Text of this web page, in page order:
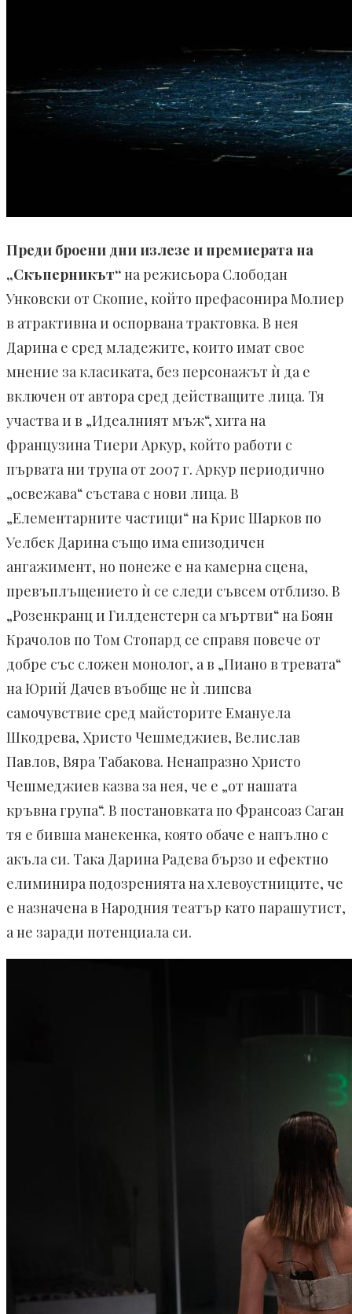
Преди броени дни излезе и премиерата на
„Скъперникът“на режисьора Слободан
Унковски от Скопие, който префасонира Молиер
в атрактивна и оспорвана трактовка. В нея
Дарина е сред младежите, които имат свое
мнение за класиката, без персонажът ѝ да е
включен от автора сред действащите лица. Тя
участва и в „Идеалният мъж“, хита на
французина Тиери Аркур, който работи с
първата ни трупа от 2007 г. Аркур периодично
„освежава“ състава с нови лица. В
„Елементарните частици“ на Крис Шарков по
Уелбек Дарина също има епизодичен
ангажимент, но понеже е на камерна сцена,
превъплъщението ѝ се следи съвсем отблизо. В
„Розенкранц и Гилденстерн са мъртви“ на Боян
Крачолов по Том Стопард се справя повече от
добре със сложен монолог, а в „Пиано в тревата“
на Юрий Дачев въобще не ѝ липсва
самочувствие сред майсторите Емануела
Шкодрева, Христо Чешмеджиев, Велислав
Павлов, Вяра Табакова. Ненапразно Христо
Чешмеджиев казва за нея, че е „от нашата
кръвна група“. В постановката по Франсоаз Саган
тя е бивша манекенка, която обаче е напълно с
акъла си. Така Дарина Радева бързо и ефектно
елиминира подозренията на хлевоустниците, че
е назначена в Народния театър като парашутист,
а не заради потенциала си.